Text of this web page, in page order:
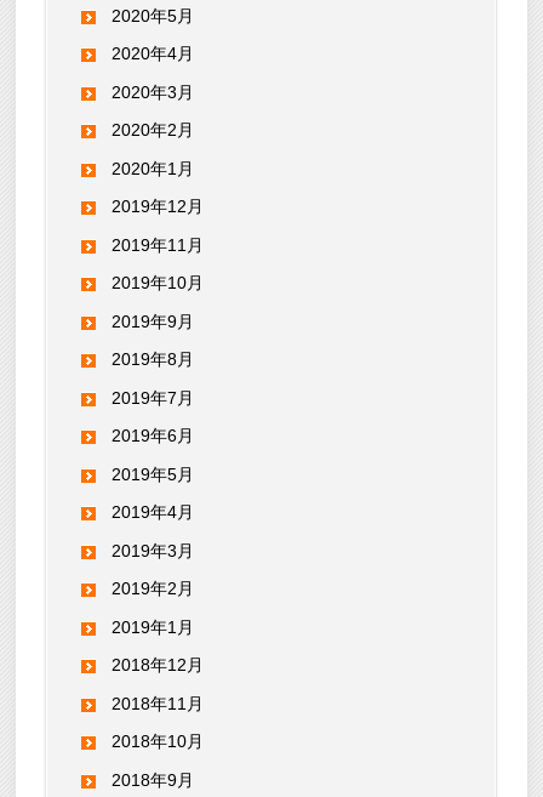
2020年5月
2020年4月
2020年3月
2020年2月
2020年1月
2019年12月
2019年11月
2019年10月
2019年9月
2019年8月
2019年7月
2019年6月
2019年5月
2019年4月
2019年3月
2019年2月
2019年1月
2018年12月
2018年11月
2018年10月
2018年9月